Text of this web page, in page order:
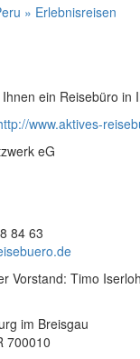
» Erlebnisreisen
ein Reisebüro in
www.aktives-
eG
84 63
Vorstand: Timo
im Breisgau
700010